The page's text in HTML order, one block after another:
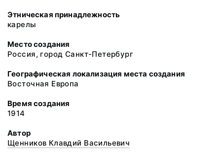
Этническая принадлежность
карелы
Место создания
Россия, город Санкт-Петербург
Географическая локализация места создания
Восточная Европа
Время создания
1914
Автор
Щенников Клавдий Васильевич